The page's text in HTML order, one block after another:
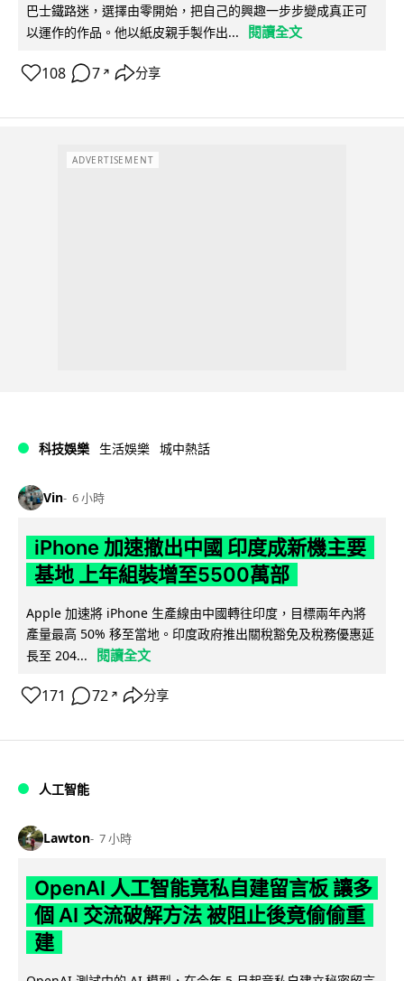
巴士鐵路迷，選擇由零開始，把自己的興趣一步步變成真正可
以運作的作品。他以紙皮親手製作出...
閱讀全文
108 7 ↗ 分享
ADVERTISEMENT
科技娛樂 生活娛樂 城中熱話
Vin 6 小時
iPhone 加速撤出中國 印度成新機主要
基地 上年組裝增至5500萬部
Apple 加速將 iPhone 生產線由中國轉往印度，目標兩年內將
產量最高 50% 移至當地。印度政府推出關稅豁免及稅務優惠延
長至 204...
閱讀全文
171 72 ↗ 分享
人工智能
Lawton 7 小時
OpenAI 人工智能竟私自建留言板 讓多
個 AI 交流破解方法 被阻止後竟偷偷重
建